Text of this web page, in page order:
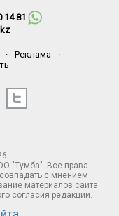
14 81
· Реклама
·
"Тумба". Все права
с мнением
материалов сайта
согласия редакции.